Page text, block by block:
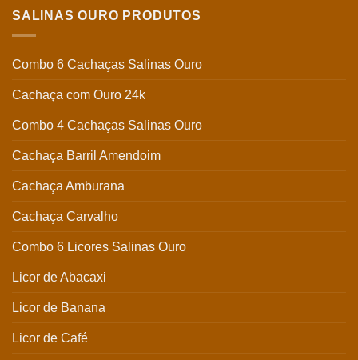
SALINAS OURO PRODUTOS
Combo 6 Cachaças Salinas Ouro
Cachaça com Ouro 24k
Combo 4 Cachaças Salinas Ouro
Cachaça Barril Amendoim
Cachaça Amburana
Cachaça Carvalho
Combo 6 Licores Salinas Ouro
Licor de Abacaxi
Licor de Banana
Licor de Café